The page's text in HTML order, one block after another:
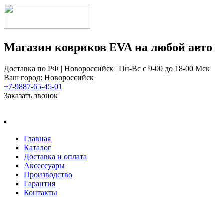
Магазин ковриков EVA ​на любой авто
Доставка по РФ | Новороссийск | Пн-Вс с 9-00 до 18-00 Мск
Ваш город: Новороссийск
+7-9887-65-45-01
Заказать звонок
Главная
Каталог
Доставка и оплата
Аксессуары
Производство
Гарантия
Контакты